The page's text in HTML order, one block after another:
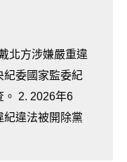
北方涉嫌嚴重違
紀委國家監委紀
。 2. 2026年6
紀違法被開除黨